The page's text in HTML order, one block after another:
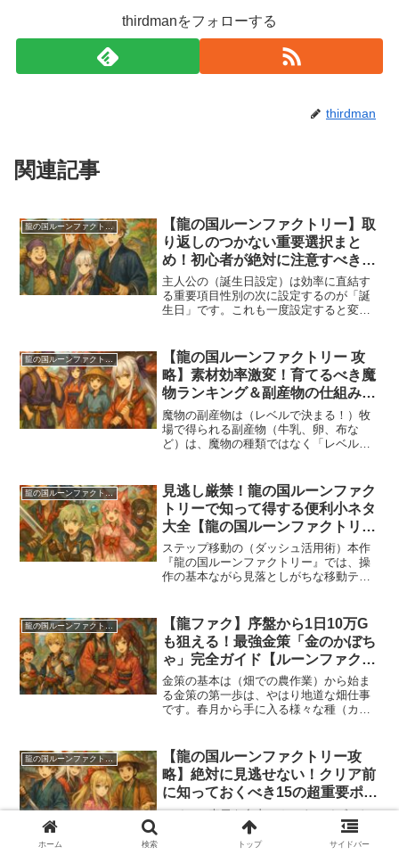
thirdmanをフォローする
thirdman
関連記事
龍の国ルーンファクトリー
【龍の国ルーンファクトリー】取
り返しのつかない重要選択まと
め！初心者が絶対に注意すべきポ
イント完全解説！
主人公の（誕生日設定）は効率に直結す
る重要項目性別の次に設定するのが「誕
生日」です。これも一度設定すると変更
これが落とし穴。誕生日をゲーム序盤
（春の初旬など）に設定して...
龍の国ルーンファクトリー
【龍の国ルーンファクトリー 攻
略】素材効率激変！育てるべき魔
物ランキング＆副産物の仕組みを
完全解説！
魔物の副産物は（レベルで決まる！）牧
場で得られる副産物（牛乳、卵、布な
ど）は、魔物の種類ではなく「レベル」
26〜64：中品質 レベル65以上：最高品質
たとえば、牛系魔...
龍の国ルーンファクトリー
見逃し厳禁！龍の国ルーンファク
トリーで知って得する便利小ネタ
大全【龍の国ルーンファクトリー
攻略】
ステップ移動の（ダッシュ活用術）本作
『龍の国ルーンファクトリー』では、操
作の基本ながら見落としがちな移動テク
押し）を活用することで、通常移動の約
1.5倍もの速度で行動...
龍の国ルーンファクトリー
【龍ファク】序盤から1日10万G
も狙える！最強金策「金のかぼち
ゃ」完全ガイド【ルーンファクト
リー】
金策の基本は（畑での農作業）から始ま
る金策の第一歩は、やはり地道な畑仕事
です。春月から手に入る様々な種（カブ
が、水やりやつみ叩きなど日課として毎
日取り組むことで安定し...
龍の国ルーンファクトリー
【龍の国ルーンファクトリー攻
略】絶対に見逃せない！クリア前
に知っておくべき15の超重要ポイ
ントまとめ
アイテム表示を自由にカスタマイズ（お
気に入り登録）龍の国ルーンファクトリ
ーでは、画面右上の木材・石材の数表示
ホーム 検索 トップ サイドバー